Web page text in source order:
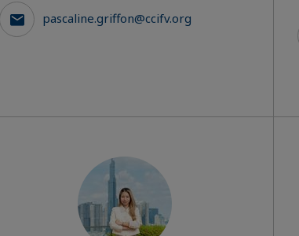
pascaline.griffon@ccifv.org